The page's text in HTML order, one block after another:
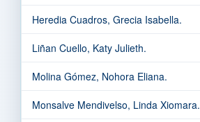
Heredia Cuadros, Grecia Isabella.
Liñan Cuello, Katy Julieth.
Molina Gómez, Nohora Eliana.
Monsalve Mendivelso, Linda Xiomara.